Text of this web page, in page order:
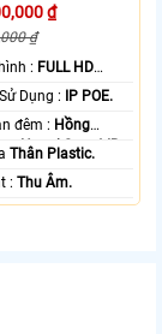
₫
₫
: FULL HD
🤖️ Công Nghệ Sử Dụng :
IP POE.
🔅 Hình ảnh ban đêm : Hồng
Ngoại Smart IR.
Thân Plastic.
️♚ Điểm Nỗi Bật :Thu Âm.